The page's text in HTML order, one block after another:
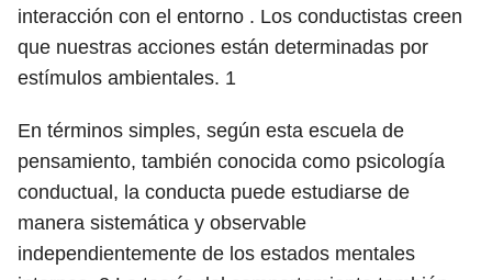
interacción con el entorno . Los conductistas creen
que nuestras acciones están determinadas por
estímulos ambientales. 1
En términos simples, según esta escuela de
pensamiento, también conocida como psicología
conductual, la conducta puede estudiarse de
manera sistemática y observable
independientemente de los estados mentales